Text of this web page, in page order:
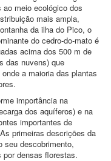
meio ecológico dos
mais ampla,
da ilha do Pico, o
do cedro‑do‑mato é
acima dos 500 m de
das nuvens) que
a maioria das plantas
importância na
dos aquíferos) e na
importantes de
primeiras descrições da
seu descobrimento,
por densas florestas.